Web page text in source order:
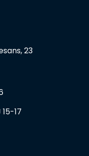
23
17